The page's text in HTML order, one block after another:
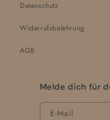
Datenschutz
Widerrufsbelehrung
AGB
Melde dich für
E-Mail